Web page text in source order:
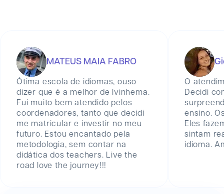
MATEUS MAIA FABRO
Ótima escola de idiomas, ouso
dizer que é a melhor de Ivinhema.
Fui muito bem atendido pelos
coordenadores, tanto que decidi
me matricular e investir no meu
futuro. Estou encantado pela
metodologia, sem contar na
didática dos teachers. Live the
road love the journey!!!
O
Decidi
ensino.
Eles
sintam
idioma.